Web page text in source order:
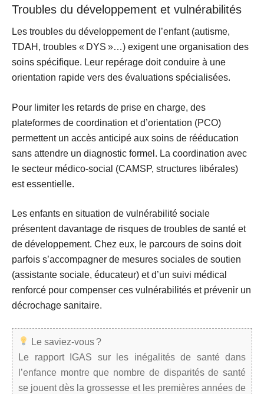
Troubles du développement et vulnérabilités
Les troubles du développement de l’enfant (autisme,
TDAH, troubles « DYS »…) exigent une organisation des
soins spécifique. Leur repérage doit conduire à une
orientation rapide vers des évaluations spécialisées.
Pour limiter les retards de prise en charge, des
plateformes de coordination et d’orientation (PCO)
permettent un accès anticipé aux soins de rééducation
sans attendre un diagnostic formel. La coordination avec
le secteur médico-social (CAMSP, structures libérales)
est essentielle.
Les enfants en situation de vulnérabilité sociale
présentent davantage de risques de troubles de santé et
de développement. Chez eux, le parcours de soins doit
parfois s’accompagner de mesures sociales de soutien
(assistante sociale, éducateur) et d’un suivi médical
renforcé pour compenser ces vulnérabilités et prévenir un
décrochage sanitaire.
Le saviez-vous ?
Le rapport IGAS sur les inégalités de santé dans
l’enfance montre que nombre de disparités de santé
se jouent dès la grossesse et les premières années de